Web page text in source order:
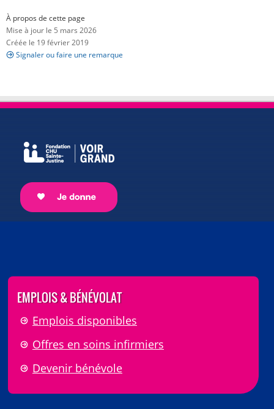
À propos de cette page
Mise à jour le 5 mars 2026
Créée le 19 février 2019
Signaler ou faire une remarque
EMPLOIS & BÉNÉVOLAT
Emplois disponibles
Offres en soins infirmiers
Devenir bénévole